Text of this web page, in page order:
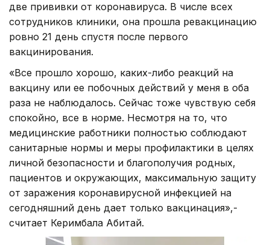
две прививки от коронавируса. В числе всех
сотрудников клиники, она прошла ревакцинацию
ровно 21 день спустя после первого
вакцинирования.
«Все прошло хорошо, каких-либо реакций на
вакцину или ее побочных действий у меня в оба
раза не наблюдалось. Сейчас тоже чувствую себя
спокойно, все в норме. Несмотря на то, что
медицинские работники полностью соблюдают
санитарные нормы и меры профилактики в целях
личной безопасности и благополучия родных,
пациентов и окружающих, максимальную защиту
от заражения коронавирусной инфекцией на
сегодняшний день дает только вакцинация»,-
считает Керимбала Абитай.